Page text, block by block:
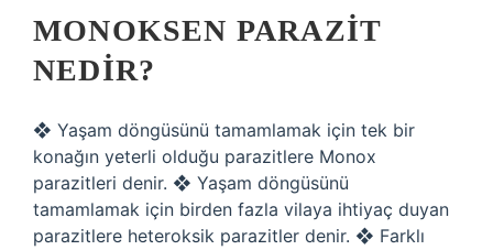
MONOKSEN PARAZIT
NEDIR?
❖ Yaşam döngüsünü tamamlamak için tek bir
konağın yeterli olduğu parazitlere Monox
parazitleri denir. ❖ Yaşam döngüsünü
tamamlamak için birden fazla vilaya ihtiyaç duyan
parazitlere heteroksik parazitler denir. ❖ Farklı